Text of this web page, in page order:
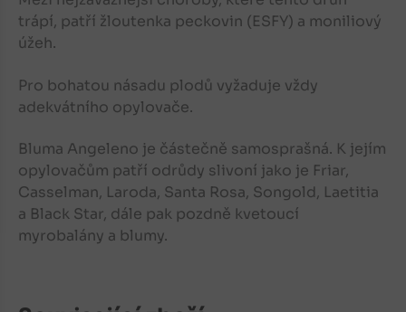
trápí, patří žloutenka peckovin (ESFY) a moniliový
úžeh.
Pro bohatou násadu plodů vyžaduje vždy
adekvátního opylovače.
Bluma Angeleno je částečně samosprašná. K jejím
opylovačům patří odrůdy slivoní jako je Friar,
Casselman, Laroda, Santa Rosa, Songold, Laetitia
a Black Star, dále pak pozdně kvetoucí
myrobalány a blumy.